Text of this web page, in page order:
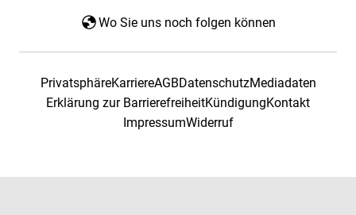
Wo Sie uns noch folgen können
PrivatsphäreKarriereAGBDatenschutzMediadaten
Erklärung zur BarrierefreiheitKündigungKontakt
ImpressumWiderruf